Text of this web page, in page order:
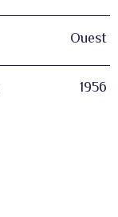
Ouest
1956